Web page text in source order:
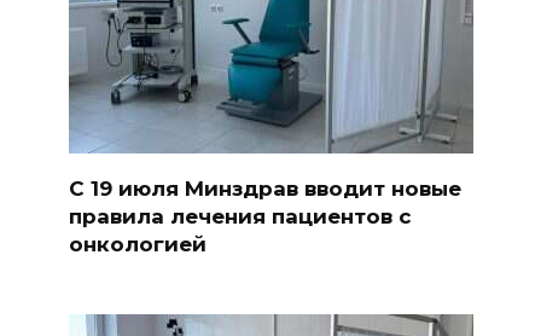
С 19 июля Минздрав вводит новые
правила лечения пациентов с
онкологией